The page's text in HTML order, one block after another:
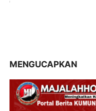
MENGUCAPKAN